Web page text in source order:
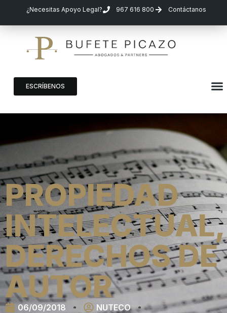
¿Necesitas Apoyo Legal? 967 616 800 Contáctanos
ESCRÍBENOS
PROPIEDAD
INTELECTUAL,
DERECHOS DE
AUTOR
06/09/2018
NUTECO